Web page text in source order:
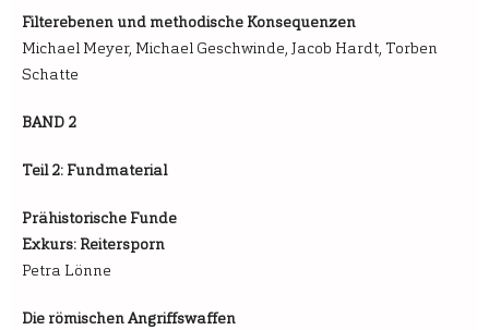
Filterebenen und methodische Konsequenzen
Michael Meyer, Michael Geschwinde, Jacob Hardt, Torben
Schatte
BAND 2
Teil 2: Fundmaterial
Prähistorische Funde
Exkurs: Reitersporn
Petra Lönne
Die römischen Angriffswaffen